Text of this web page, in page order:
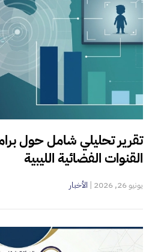
تقرير تحليلي شامل حول
القنوات الفضائية الليبية
يونيو 26, 2026 | الأخبار